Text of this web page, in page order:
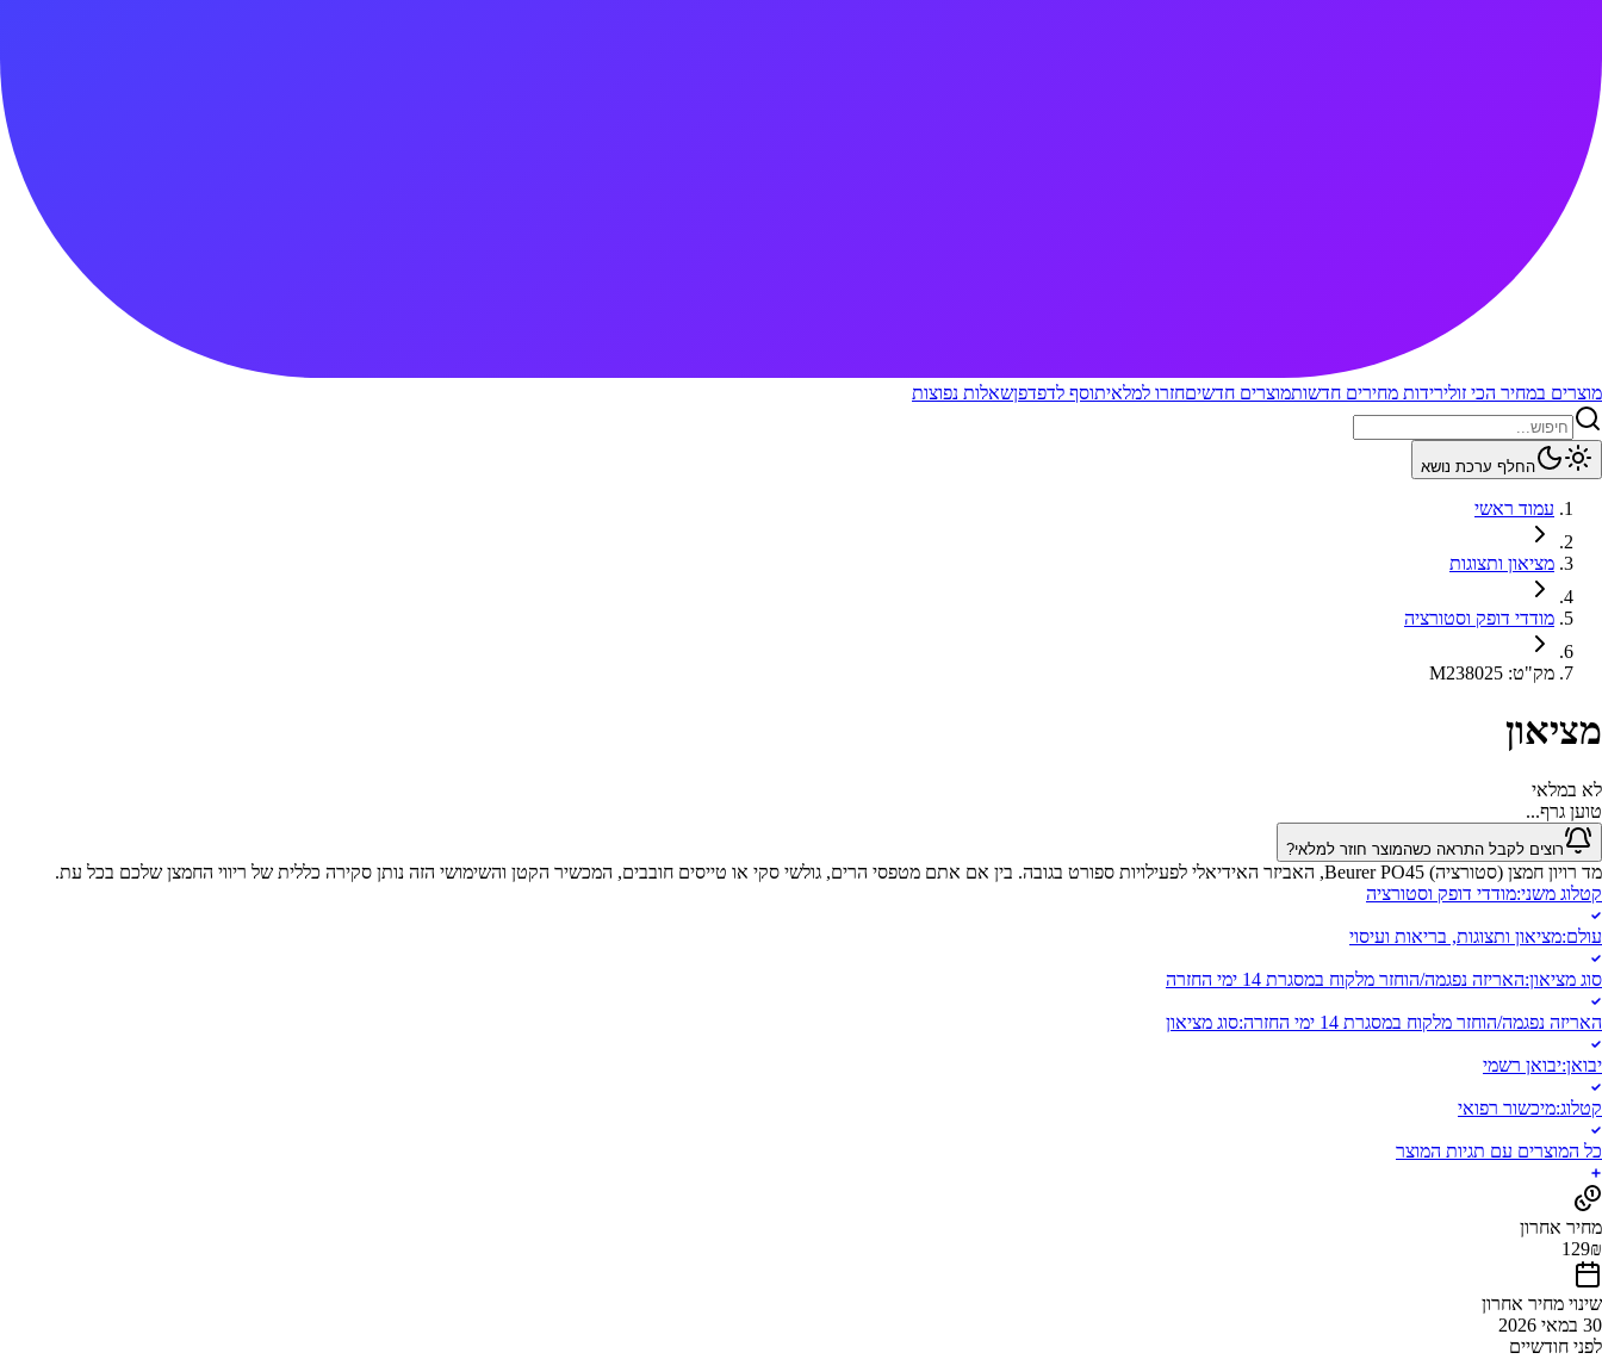
מוצרים במחיר הכי זולירידות מחירים חדשותמוצרים חדשיםחזרו למלאיתוסף לדפדפןשאלות נפוצות
החלף ערכת נושא
עמוד ראשי
מציאון ותצוגות
מודדי דופק וסטורציה
מק"ט:
M238025
מציאון
לא במלאי
טוען גרף...
רוצים לקבל התראה כשהמוצר חוזר למלאי?
מד רויון חמצן (סטורציה) Beurer PO45, האביזר האידיאלי לפעילויות ספורט בגובה. בין אם אתם מטפסי הרים, גולשי סקי או טייסים חובבים, המכשיר הקטן והשימושי הזה נותן סקירה כללית של ריווי החמצן שלכם בכל עת.
קטלוג משני:מודדי דופק וסטורציה
עולם:מציאון ותצוגות, בריאות ועיסוי
סוג מציאון:האריזה נפגמה/הוחזר מלקוח במסגרת 14 ימי החזרה
האריזה נפגמה/הוחזר מלקוח במסגרת 14 ימי החזרה :סוג מציאון
יבואן:יבואן רשמי
קטלוג:מיכשור רפואי
כל המוצרים עם תגיות המוצר
מחיר אחרון
129₪
שינוי מחיר אחרון
30 במאי 2026
לפני חודשיים